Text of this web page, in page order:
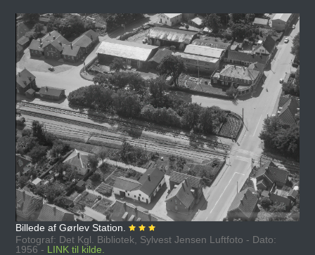
Billede af Gørlev Station.
Fotograf: Det Kgl. Bibliotek, Sylvest Jensen Luftfoto - Dato:
1956 - LINK til kilde.